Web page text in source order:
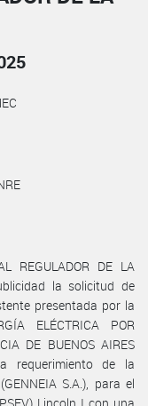
REGULADOR DE LA
la solicitud de
presentada por la
ELÉCTRICA POR
DE BUENOS AIRES
a requerimiento de la
S.A.), para el
Lincoln I con una